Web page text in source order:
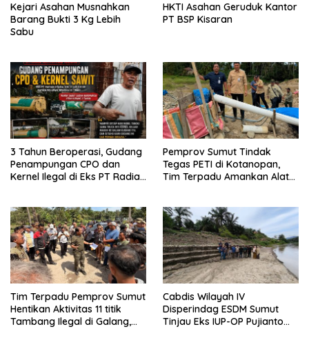
Kejari Asahan Musnahkan
Barang Bukti 3 Kg Lebih
Sabu
HKTI Asahan Geruduk Kantor
PT BSP Kisaran
3 Tahun Beroperasi, Gudang
Penampungan CPO dan
Kernel Ilegal di Eks PT Radian
Pemprov Sumut Tindak
Tegas PETI di Kotanopan,
Tim Terpadu Amankan Alat
Tim Terpadu Pemprov Sumut
Hentikan Aktivitas 11 titik
Tambang Ilegal di Galang,
Cabdis Wilayah IV
Disperindag ESDM Sumut
Tinjau Eks IUP-OP Pujianto